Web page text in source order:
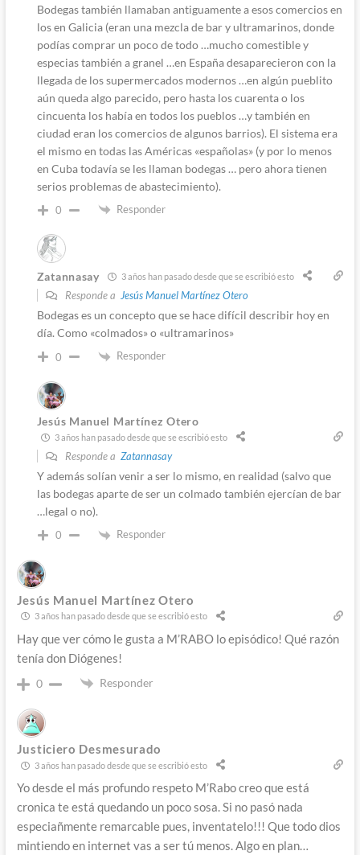
Bodegas también llamaban antiguamente a esos comercios en
los en Galicia (eran una mezcla de bar y ultramarinos, donde
podías comprar un poco de todo …mucho comestible y
especias también a granel …en España desaparecieron con la
llegada de los supermercados modernos …en algún pueblito
aún queda algo parecido, pero hasta los cuarenta o los
cincuenta los había en todos los pueblos …y también en
ciudad eran los comercios de algunos barrios). El sistema era
el mismo en todas las Américas «españolas» (y por lo menos
en Cuba todavía se les llaman bodegas … pero ahora tienen
serios problemas de abastecimiento).
0 Responder
Zatannasay 3 años han pasado desde que se escribió esto
Responde a Jesús Manuel Martínez Otero
Bodegas es un concepto que se hace difícil describir hoy en
día. Como «colmados» o «ultramarinos»
0 Responder
Jesús Manuel Martínez Otero
3 años han pasado desde que se escribió esto
Responde a Zatannasay
Y además solían venir a ser lo mismo, en realidad (salvo que
las bodegas aparte de ser un colmado también ejercían de bar
…legal o no).
0 Responder
Jesús Manuel Martínez Otero
3 años han pasado desde que se escribió esto
Hay que ver cómo le gusta a M’RABO lo episódico! Qué razón
tenía don Diógenes!
0 Responder
Justiciero Desmesurado
3 años han pasado desde que se escribió esto
Yo desde el más profundo respeto M’Rabo creo que está
cronica te está quedando un poco sosa. Si no pasó nada
especiañmente remarcable pues, inventatelo!!! Que todo dios
mintiendo en internet vas a ser tú menos. Algo en plan…